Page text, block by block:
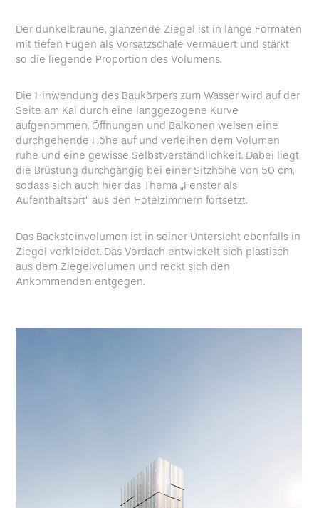
Der dunkelbraune, glänzende Ziegel ist in lange Formaten
mit tiefen Fugen als Vorsatzschale vermauert und stärkt
so die liegende Proportion des Volumens.
Die Hinwendung des Baukörpers zum Wasser wird auf der
Seite am Kai durch eine langgezogene Kurve
aufgenommen. Öffnungen und Balkonen weisen eine
durchgehende Höhe auf und verleihen dem Volumen
ruhe und eine gewisse Selbstverständlichkeit. Dabei liegt
die Brüstung durchgängig bei einer Sitzhöhe von 50 cm,
sodass sich auch hier das Thema „Fenster als
Aufenthaltsort“ aus den Hotelzimmern fortsetzt.
Das Backsteinvolumen ist in seiner Untersicht ebenfalls in
Ziegel verkleidet. Das Vordach entwickelt sich plastisch
aus dem Ziegelvolumen und reckt sich den
Ankommenden entgegen.